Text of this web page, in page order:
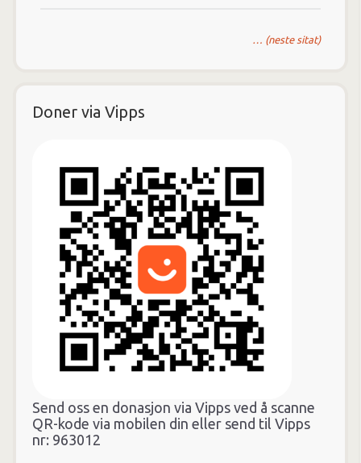
… (neste sitat)
Doner via Vipps
Send oss en donasjon via Vipps ved å scanne
QR-kode via mobilen din eller send til Vipps
nr: 963012